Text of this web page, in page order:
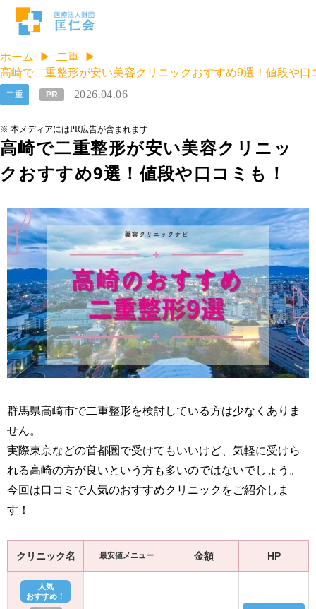
ホーム
二重
高崎で二重整形が安い美容クリニックおすすめ9選！値段や口
高崎で二重整形が安い美容クリニッ
クおすすめ9選！値段や口コミも！
2026.04.06
二重 PR
※ 本メディアにはPR広告が含まれます
群馬県高崎市で二重整形を検討している方は少なくありま
せん。
実際東京などの首都圏で受けてもいいけど、気軽に受けら
れる高崎の方が良いという方も多いのではないでしょう。
今回は口コミで人気のおすすめクリニックをご紹介しま
す！
クリニック名 最安値メニュー 金額 HP
人気
おすすめ！